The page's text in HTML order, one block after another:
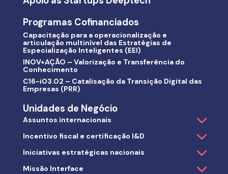
Programas Cofinanciados
Capacitação para a operacionalização e
articulação multinível das Estratégias de
Especialização Inteligentes (EEI)
INOV+AÇÃO – Valorização e Transferência do
Conhecimento
C16-i03.02 – Catalisação da Transição Digital das
Empresas (PRR)
Unidades de Negócio
Assuntos internacionais
Incentivo fiscal e certificação I&D
Iniciativas estratégicas nacionais
Missão Interface